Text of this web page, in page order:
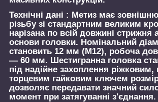
Технічні дані : Метиз має
різьбу зі стандартним великим
нарізана по всій довжині стрижня
основи головки. Номінальний
становить 12 мм (М12), робоча
— 60 мм. Шестигранна головка
під надійне захоплення
торцевим гайковим ключем
дозволяє передавати значний
момент при затягуванні з'єднання.